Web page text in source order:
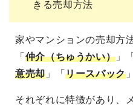
きる売却方法
家やマンションの売却方
「 仲介（ちゅうかい） 」「
意売却」「リースバック
それぞれに特徴があり、